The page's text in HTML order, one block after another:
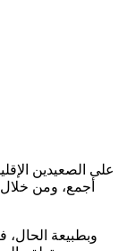
على الصعيدين
أجمع، ومن خلال
وبطبيعة